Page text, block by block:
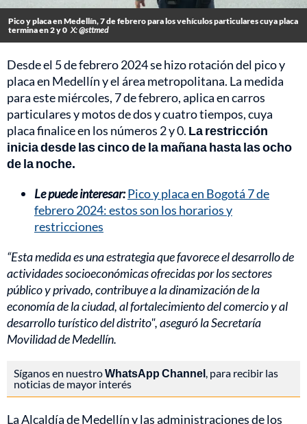
Pico y placa en Medellín, 7 de febrero para los vehículos particulares cuya placa
termina en 2 y 0 X: @sttmed
Desde el 5 de febrero 2024 se hizo rotación del pico y
placa en Medellín y el área metropolitana. La medida
para este miércoles, 7 de febrero, aplica en carros
particulares y motos de dos y cuatro tiempos, cuya
placa finalice en los números 2 y 0. La restricción
inicia desde las cinco de la mañana hasta las ocho
de la noche.
Le puede interesar:Pico y placa en Bogotá 7 de
febrero 2024: estos son los horarios y
restricciones
“Esta medida es una estrategia que favorece el desarrollo de
actividades socioeconómicas ofrecidas por los sectores
público y privado, contribuye a la dinamización de la
economía de la ciudad, al fortalecimiento del comercio y al
desarrollo turístico del distrito", aseguró la Secretaría
Movilidad de Medellín.
Síganos en nuestroWhatsApp Channel, para recibir las
noticias de mayor interés
La Alcaldía de Medellín y las administraciones de los